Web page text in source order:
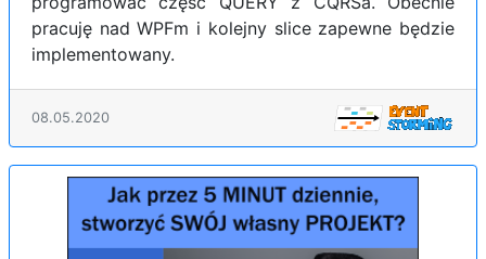
pracuję nad WPFm i kolejny slice zapewne będzie
implementowany.
08.05.2020